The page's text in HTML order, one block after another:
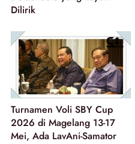
Dilirik
Turnamen Voli SBY Cup
2026 di Magelang 13-17
Mei, Ada LavAni-Samator